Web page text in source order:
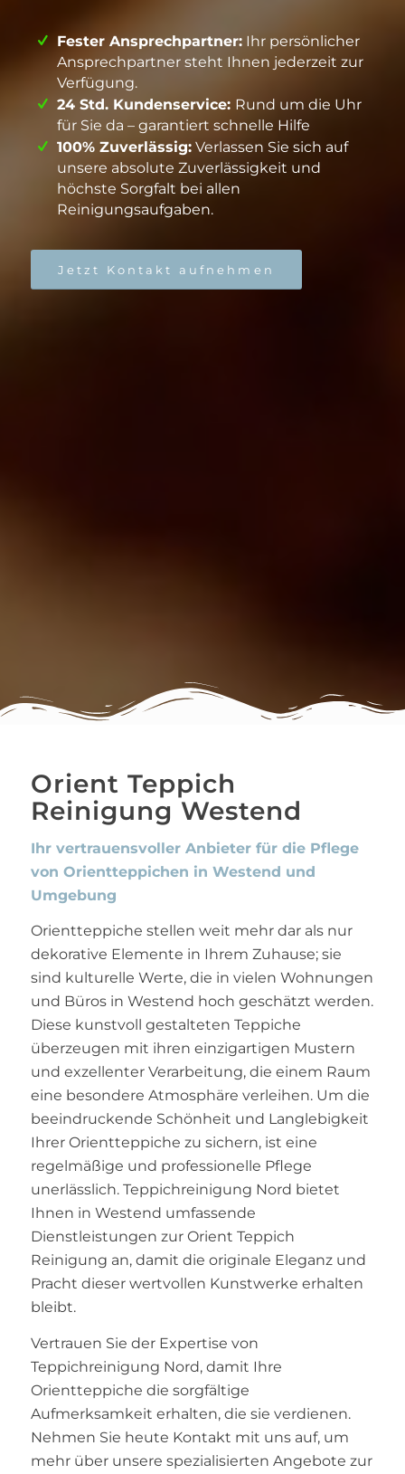
Fester Ansprechpartner: Ihr persönlicher
Ansprechpartner steht Ihnen jederzeit zur
Verfügung.
24 Std. Kundenservice: Rund um die Uhr
für Sie da – garantiert schnelle Hilfe
100% Zuverlässig: Verlassen Sie sich auf
unsere absolute Zuverlässigkeit und
höchste Sorgfalt bei allen
Reinigungsaufgaben.
Jetzt Kontakt aufnehmen
Orient Teppich
Reinigung Westend
Ihr vertrauensvoller Anbieter für die Pflege
von Orientteppichen in Westend und
Umgebung
Orientteppiche stellen weit mehr dar als nur
dekorative Elemente in Ihrem Zuhause; sie
sind kulturelle Werte, die in vielen Wohnungen
und Büros in Westend hoch geschätzt werden.
Diese kunstvoll gestalteten Teppiche
überzeugen mit ihren einzigartigen Mustern
und exzellenter Verarbeitung, die einem Raum
eine besondere Atmosphäre verleihen. Um die
beeindruckende Schönheit und Langlebigkeit
Ihrer Orientteppiche zu sichern, ist eine
regelmäßige und professionelle Pflege
unerlässlich. Teppichreinigung Nord bietet
Ihnen in Westend umfassende
Dienstleistungen zur Orient Teppich
Reinigung an, damit die originale Eleganz und
Pracht dieser wertvollen Kunstwerke erhalten
bleibt.
Vertrauen Sie der Expertise von
Teppichreinigung Nord, damit Ihre
Orientteppiche die sorgfältige
Aufmerksamkeit erhalten, die sie verdienen.
Nehmen Sie heute Kontakt mit uns auf, um
mehr über unsere spezialisierten Angebote zur